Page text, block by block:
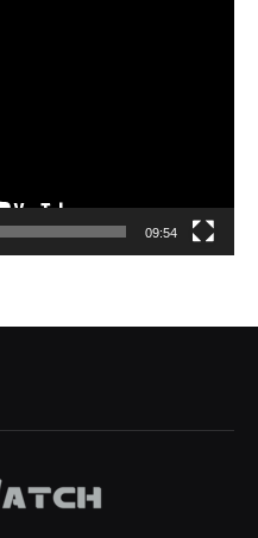
09:54